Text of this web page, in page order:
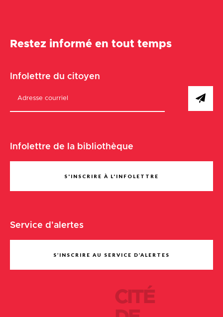
CITÉ
Restez informé en tout temps
Infolettre du citoyen
Infolettre de la bibliothèque
S'INSCRIRE À L'INFOLETTRE
Service d'alertes
S’INSCRIRE AU SERVICE D’ALERTES